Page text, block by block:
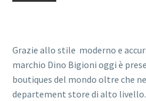
Grazie allo stile moderno e
marchio Dino Bigioni oggi è
boutiques del mondo oltre che
departement store di alto livello.